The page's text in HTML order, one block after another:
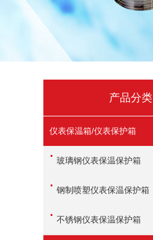
产品分类
仪表保温箱/仪表保护箱
玻璃钢仪表保温保护箱
钢制喷塑仪表保温保护箱
不锈钢仪表保温保护箱